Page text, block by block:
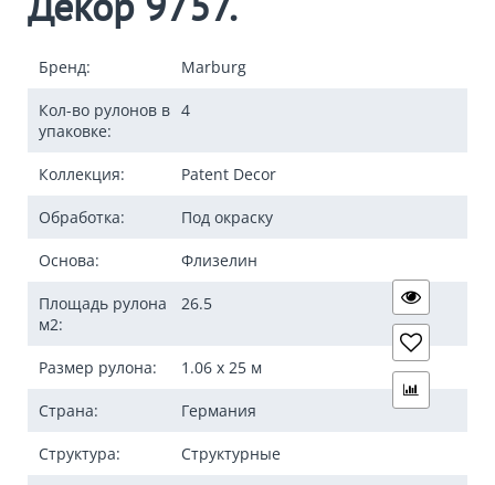
Бренд: Marburg
Кол-во рулонов в
упаковке:
4
Коллекция: Patent Decor
Обработка: Под окраску
Основа: Флизелин
Площадь рулона
м2:
26.5
Размер рулона: 1.06 x 25 м
Страна: Германия
Структура: Структурные